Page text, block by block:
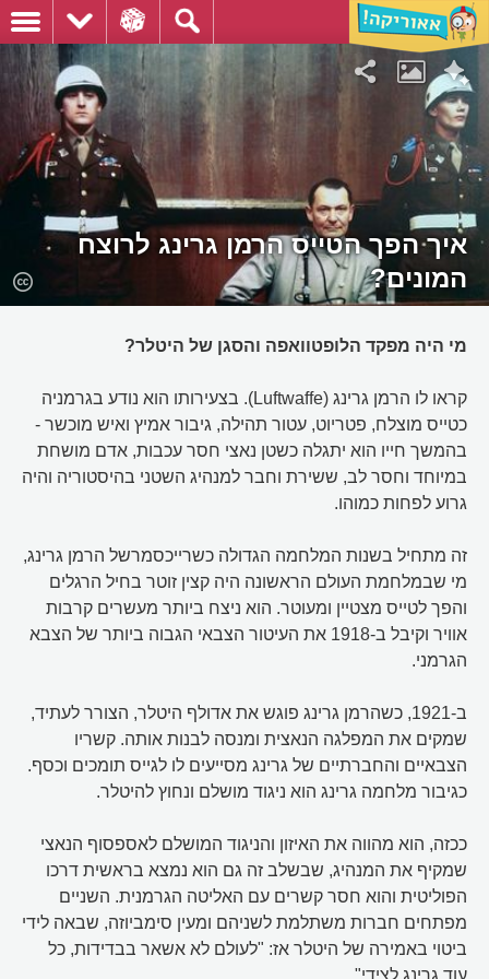
איך הפך הטייס הרמן גרינג לרוצח
המונים?
מי היה מפקד הלופטוואפה והסגן של היטלר?
קראו לו הרמן גרינג (Luftwaffe). בצעירותו הוא נודע בגרמניה
כטייס מוצלח, פטריוט, עטור תהילה, גיבור אמיץ ואיש מוכשר -
בהמשך חייו הוא יתגלה כשטן נאצי חסר עכבות, אדם מושחת
במיוחד וחסר לב, ששירת וחבר למנהיג השטני בהיסטוריה והיה
גרוע לפחות כמוהו.
זה מתחיל בשנות המלחמה הגדולה כשרייכסמרשל הרמן גרינג,
מי שבמלחמת העולם הראשונה היה קצין זוטר בחיל הרגלים
והפך לטייס מצטיין ומעוטר. הוא ניצח ביותר מעשרים קרבות
אוויר וקיבל ב-1918 את העיטור הצבאי הגבוה ביותר של הצבא
הגרמני.
ב-1921, כשהרמן גרינג פוגש את אדולף היטלר, הצורר לעתיד,
שמקים את המפלגה הנאצית ומנסה לבנות אותה. קשריו
הצבאיים והחברתיים של גרינג מסייעים לו לגייס תומכים וכסף.
כגיבור מלחמה גרינג הוא ניגוד מושלם ונחוץ להיטלר.
ככזה, הוא מהווה את האיזון והניגוד המושלם לאספסוף הנאצי
שמקיף את המנהיג, שבשלב זה גם הוא נמצא בראשית דרכו
הפוליטית והוא חסר קשרים עם האליטה הגרמנית. השניים
מפתחים חברות משתלמת לשניהם ומעין סימביוזה, שבאה לידי
ביטוי באמירה של היטלר אז: "לעולם לא אשאר בבדידות, כל
עוד גרינג לצידי".